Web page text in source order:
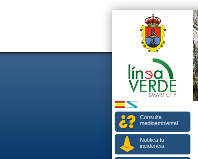
Consulta
medioambiental
Notifica tu
incidencia